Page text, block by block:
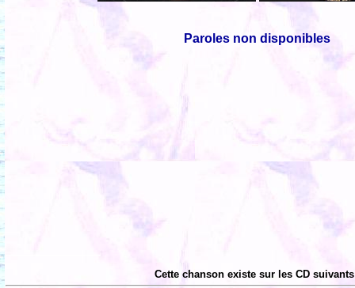
Paroles non disponibles
Cette chanson existe sur les CD